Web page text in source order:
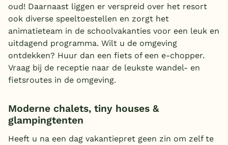
oud! Daarnaast liggen er verspreid over het resort
ook diverse speeltoestellen en zorgt het
animatieteam in de schoolvakanties voor een leuk en
uitdagend programma. Wilt u de omgeving
ontdekken? Huur dan een fiets of een e-chopper.
Vraag bij de receptie naar de leukste wandel- en
fietsroutes in de omgeving.
Moderne chalets, tiny houses &
glampingtenten
Heeft u na een dag vakantiepret geen zin om zelf te